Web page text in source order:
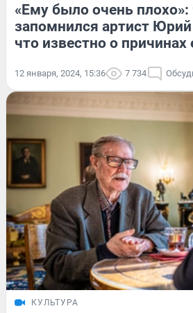
«Ему было очень плохо»:
запомнился артист
что известно о причинах
12 января, 2024, 15:36 7 734
КУЛЬТУРА